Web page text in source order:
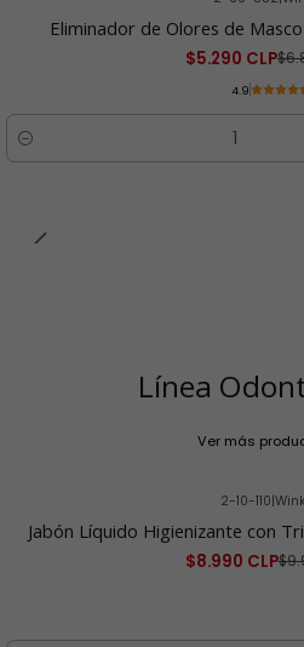
Eliminador de Olores de
$5.290 CLP
4.9
Cantidad
Línea
Ver más
2-10-110|
Jabón Líquido Higienizante con
$8.990 CLP